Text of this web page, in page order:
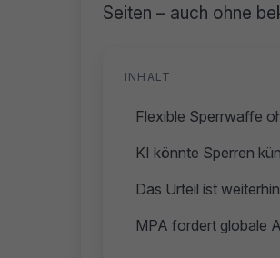
Seiten – auch ohne
INHALT
Flexible Sperrwaffe
KI könnte Sperren
Das Urteil ist
MPA fordert globale